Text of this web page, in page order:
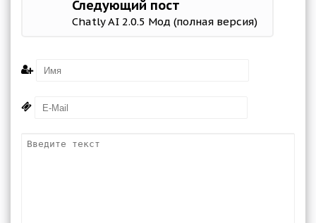
Следующий пост
Chatly AI 2.0.5 Мод (полная версия)